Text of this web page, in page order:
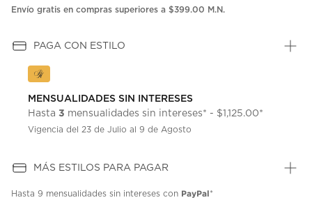
Envío gratis en compras superiores a $399.00 M.N.
PAGA CON ESTILO
MENSUALIDADES SIN INTERESES
Hasta 3 mensualidades sin intereses* - $1,125.00*
Vigencia del 23 de Julio al 9 de Agosto
MÁS ESTILOS PARA PAGAR
Hasta 9 mensualidades sin intereses con PayPal*